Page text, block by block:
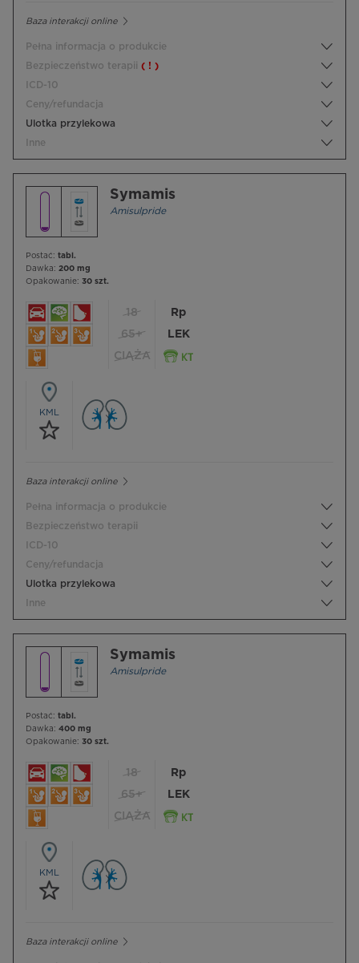
Baza interakcji online
Pełna informacja o produkcie
Bezpieczeństwo terapii ( ! )
ICD-10
Ceny/refundacja
Ulotka przylekowa
Inne
Symamis
Amisulpride
Postać: tabl.
Dawka: 200 mg
Opakowanie: 30 szt.
18
65+
CIĄŻA
Rp
LEK
KML
Baza interakcji online
Pełna informacja o produkcie
Bezpieczeństwo terapii
ICD-10
Ceny/refundacja
Ulotka przylekowa
Inne
Symamis
Amisulpride
Postać: tabl.
Dawka: 400 mg
Opakowanie: 30 szt.
18
65+
CIĄŻA
Rp
LEK
KML
Baza interakcji online